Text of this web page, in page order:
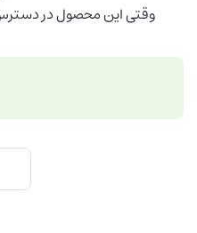
وقتی این محصول در